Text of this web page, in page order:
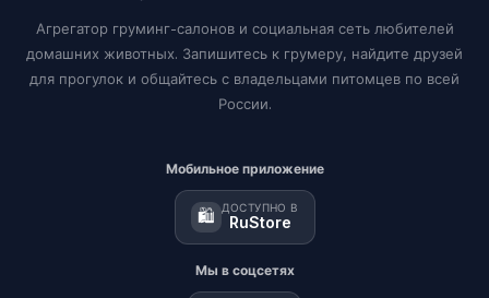
Агрегатор груминг-салонов и социальная сеть любителей
домашних животных. Запишитесь к грумеру, найдите друзей
для прогулок и общайтесь с владельцами питомцев по всей
России.
Мобильное приложение
🛍️ ДОСТУПНО В
RuStore
Мы в соцсетях